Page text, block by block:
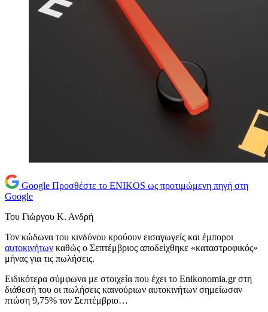
Google Προσθέστε το ENIKOS ως προτιμώμενη πηγή στη
Google
Του Γιώργου Κ. Ανδρή
Τον κώδωνα του κινδύνου κρούουν εισαγωγείς και έμποροι
αυτοκινήτων καθώς ο Σεπτέμβριος αποδείχθηκε «καταστροφικός»
μήνας για τις πωλήσεις.
Ειδικότερα σύμφωνα με στοιχεία που έχει το Enikonomia.gr στη
διάθεσή του οι πωλήσεις καινούριων αυτοκινήτων σημείωσαν
πτώση 9,75% τον Σεπτέμβριο…